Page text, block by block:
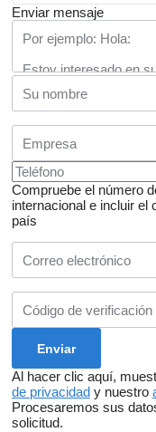
Enviar mensaje
Compruebe el número
internacional e incluir el
país
Al hacer clic aquí,
de privacidad y nuestro
Procesaremos sus
solicitud.